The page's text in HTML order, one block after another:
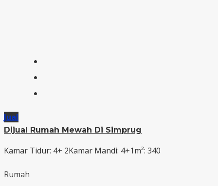
Jual
Dijual Rumah Mewah Di Simprug
Kamar Tidur: 4+ 2Kamar Mandi: 4+1m²: 340
Rumah